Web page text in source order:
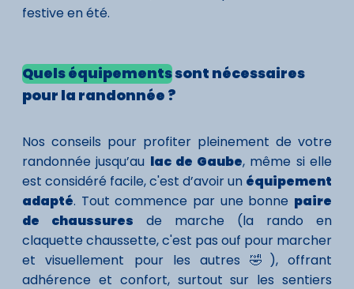
festive en été.
Quels équipementssont nécessaires
pour la randonnée ?
Nos conseils pour profiter pleinement de votre
randonnée jusqu’au lac de Gaube, même si elle
est considéré facile, c'est d’avoir un équipement
adapté. Tout commence par une bonne paire
de chaussures de marche (la rando en
claquette chaussette, c'est pas ouf pour marcher
et visuellement pour les autres 🤣), offrant
adhérence et confort, surtout sur les sentiers